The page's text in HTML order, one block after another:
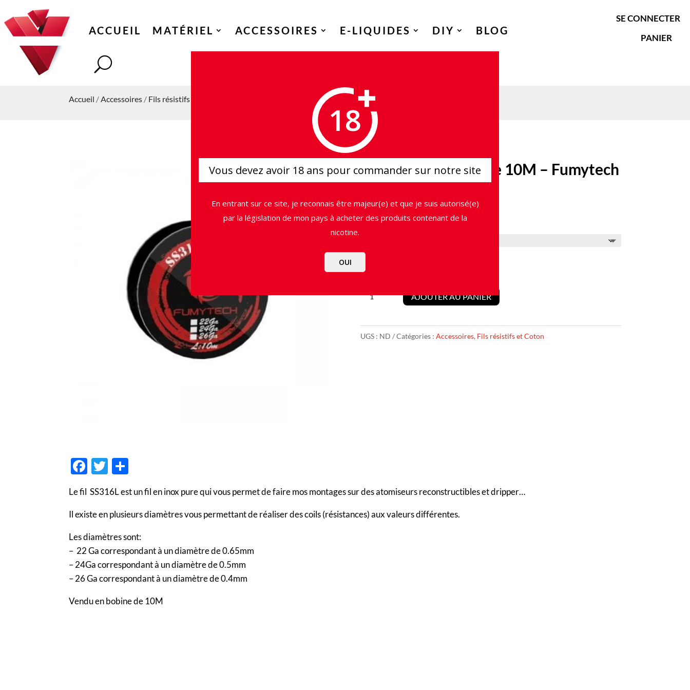
ACCUEIL MATÉRIEL ACCESSOIRES E-LIQUIDES DIY BLOG
SE CONNECTER
PANIER
Accueil / Accessoires / Fils résistifs et Coton / Fil Inox SS316L Wire 10M – Fumytech
Fil Inox SS316L Wire 10M – Fumytech
3,90€
AJOUTER AU PANIER
UGS : ND Catégories : Accessoires, Fils résistifs et Coton
F
e
b
o
o
k
T
itt
er
ta
g
er
Le fil SS316L est un fil en inox pure qui vous permet de faire mos montages sur des atomiseurs reconstructibles et dripper…
Il existe en plusieurs diamètres vous permettant de réaliser des coils (résistances) aux valeurs différentes.
Les diamètres sont:
– 22 Ga correspondant à un diamètre de 0.65mm
– 24Ga correspondant à un diamètre de 0.5mm
– 26 Ga correspondant à un diamètre de 0.4mm
Vendu en bobine de 10M
18
Vous devez avoir 18 ans pour commander sur notre site
En entrant sur ce site, je reconnais être majeur(e) et que je suis autorisé(e)
par la législation de mon pays à acheter des produits contenant de la
nicotine.
OUI